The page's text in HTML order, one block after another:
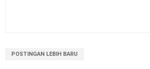
POSTINGAN LEBIH BARU